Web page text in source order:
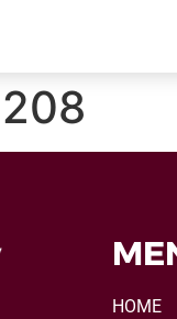
HOME